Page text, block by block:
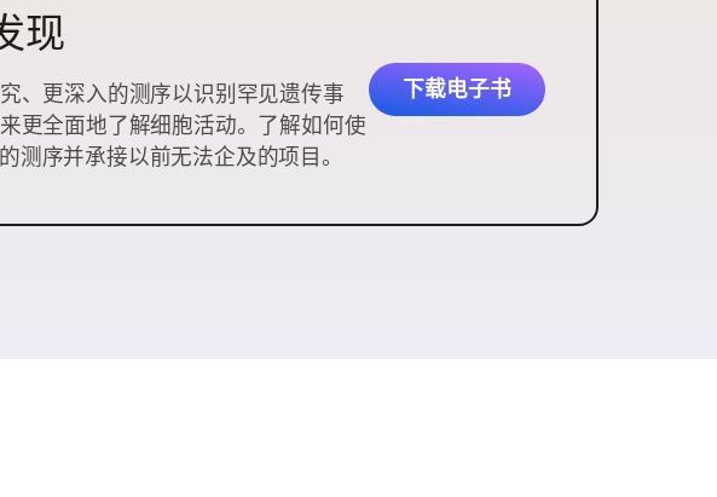
现
、更深入的测序以识别罕见遗传事
更全面地了解细胞活动。了解如何使
测序并承接以前无法企及的项目。
下载电子书